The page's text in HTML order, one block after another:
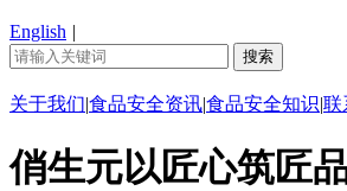
English |
关于我们|食品安全资讯|食品安全知识|联
俏生元以匠心筑匠